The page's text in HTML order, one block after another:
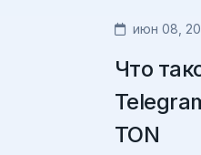
июн 08,
Что
TON